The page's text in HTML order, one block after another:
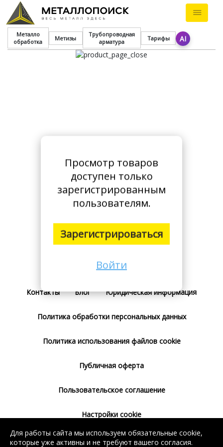
Металло
обработка
Метизы
Трубопроводная
арматура
Тарифы AI
Просмотр товаров
доступен только
зарегистрированным
пользователям.
Зарегистрироваться
Войти
Тарифы
Контакты Блог Юридическая информация
Политика обработки персональных данных
Политика использования файлов cookie
Публичная оферта
Пользовательское соглашение
Настройки cookie
Согласие на использование сервиса
Для работы сайта мы используем обязательные cookie,
которые уже активны и не требуют вашего согласия.